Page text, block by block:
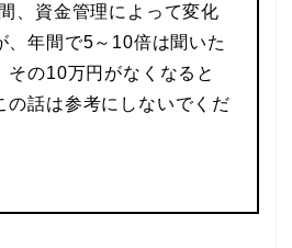
、資金管理によって変化
、年間で5～10倍は聞いた
その10万円がなくなると
の話は参考にしないでくだ